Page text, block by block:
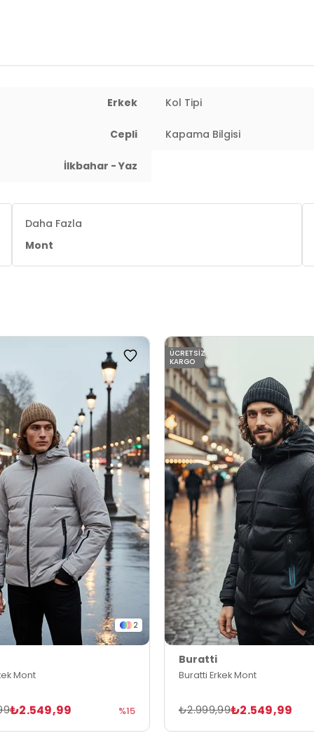
103 cm / Bel : 86 cm / Basen : 96 cm / Beden : L
Erkek Kol Tipi
Cepli Kapama Bilgisi
İlkbahar - Yaz
Daha Fazla
Mont
2
Mont
₺2.549,99 %15
Buratti
Buratti Erkek Mont
₺2.549,99
₺2.999,99
ÜCRETSIZ
KARGO